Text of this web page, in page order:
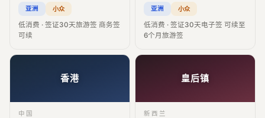
亚洲
小众
低消费 · 签证30天旅游签 商务签
可续
亚洲
小众
低消费 · 签证30天电子签 可续至
6个月旅游签
香港
中国
皇后镇
新西兰